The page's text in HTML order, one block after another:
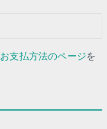
お支払方法のページを